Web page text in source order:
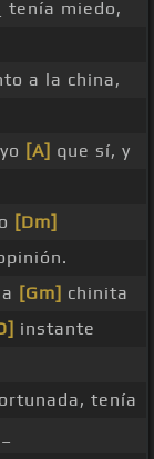
tenía miedo,
a la china,
[A] que sí, y
[Dm]
[Gm] chinita
instante
tenía